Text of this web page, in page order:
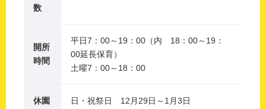
数
開所
時間
平日7：00～19：00（内 18：00～19：
00延長保育）
土曜7：00～18：00
休園
日・祝祭日 12月29日～1月3日